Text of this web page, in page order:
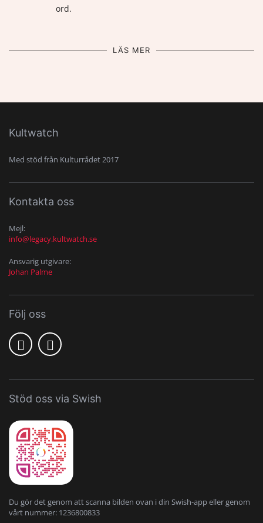
ord.
LÄS MER
Kultwatch
Med stöd från Kulturrådet 2017
Kontakta oss
Mejl:
info@legacy.kultwatch.se
Ansvarig utgivare:
Johan Palme
Följ oss
Stöd oss via Swish
Du gör det genom att scanna bilden ovan i din Swish-app eller genom
vårt nummer: 1236800833